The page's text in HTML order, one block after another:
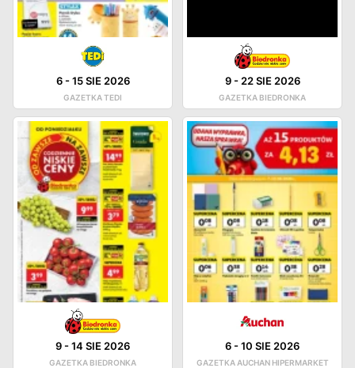
6-15 SIE 2026
GAZETKA TEDI
9- 22 SIE 2026
GAZETKA BIEDRONKA
9-14 SIE 2026
GAZETKA BIEDRONKA
6-10 SIE 2026
GAZETKA AUCHAN HIPERMARKET